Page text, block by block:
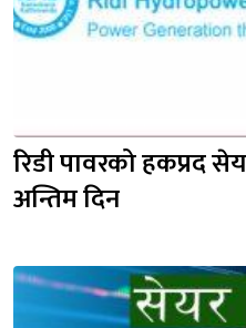
रिडी पावरको
अन्तिम दिन